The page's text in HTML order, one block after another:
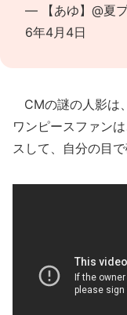
— 【あゆ】@夏
6年4月4日
CMの謎の人影は
ワンピースファンは
スして、自分の目で